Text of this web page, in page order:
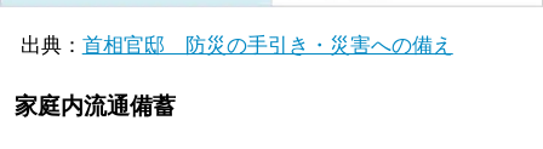
出典： 首相官邸 防災の手引き・災害への備え
家庭内流通備蓄